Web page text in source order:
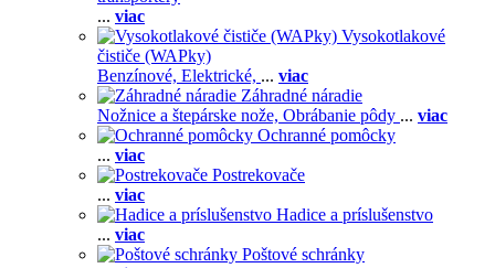
... viac
Vysokotlakové
čističe (WAPky)
Benzínové, Elektrické, ... viac
Záhradné náradie
Nožnice a štepárske nože, Obrábanie pôdy ... viac
Ochranné pomôcky
... viac
Postrekovače
... viac
Hadice a príslušenstvo
... viac
Poštové schránky